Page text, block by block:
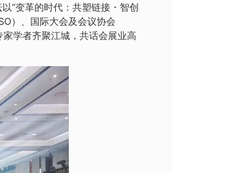
“变革的时代：共塑链接・智创
）、国际大会及会议协会
学者齐聚江城，共话会展业高